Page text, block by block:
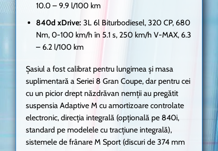
10.0 – 9.9 l/100 km
840d xDrive: 3L 6l Biturbodiesel, 320 CP, 680
Nm, 0-100 km/h în 5.1 s, 250 km/h V-MAX, 6.3
– 6.2 l/100 km
Șasiul a fost calibrat pentru lungimea și masa
suplimentară a Seriei 8 Gran Coupe, dar pentru cei
cu un picior drept năzdrăvan nemții au pregătit
suspensia Adaptive M cu amortizoare controlate
electronic, direcția integrală (opțională pe 840i,
standard pe modelele cu tracțiune integrală),
sistemele de frânare M Sport (discuri de 374 mm